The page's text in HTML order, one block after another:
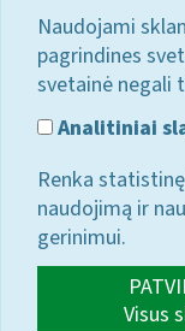
Naudojami
pagrindines
svetainė negali
Analitiniai
Renka
naudojimą ir
gerinimui.
Visus